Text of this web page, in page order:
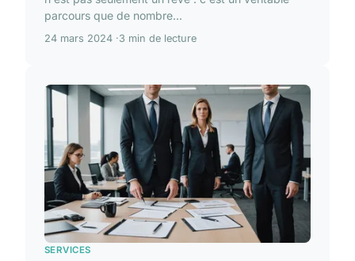
parcours que de nombre...
24 mars 2024 3 min de lecture
SERVICES